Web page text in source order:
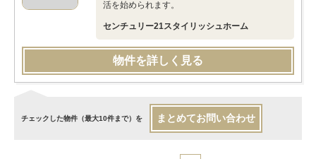
活を始められます。
センチュリー21スタイリッシュホーム
物件を詳しく見る
チェックした物件（最大10件まで）を まとめてお問い合わせ